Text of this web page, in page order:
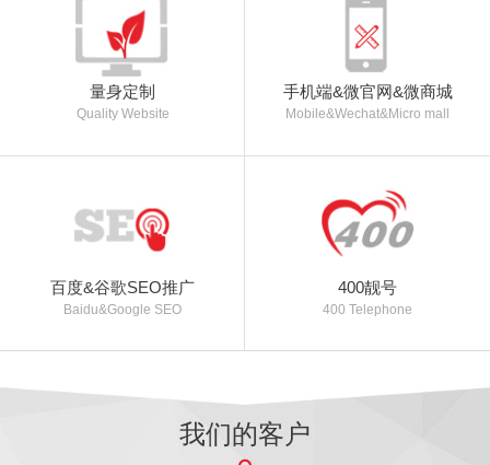
量身定制
Quality Website
手机端&微官网&微商城
Mobile&Wechat&Micro mall
百度&谷歌SEO推广
Baidu&Google SEO
400靓号
400 Telephone
我们的客户